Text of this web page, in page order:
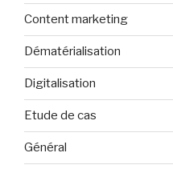
Content marketing
Dématérialisation
Digitalisation
Etude de cas
Général